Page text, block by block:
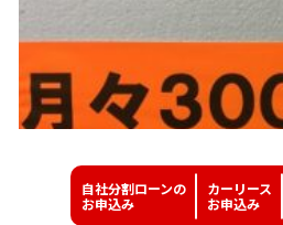
自社分割ローンの
お申込み
カーリース
お申込み